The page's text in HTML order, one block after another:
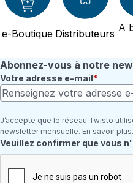
e-Boutique Distributeurs A
Abonnez-vous à notre
Votre adresse e-mail
J’accepte que le réseau Twisto
newsletter mensuelle. En savoir plus.
Champ requis
Veuillez confirmer que vous